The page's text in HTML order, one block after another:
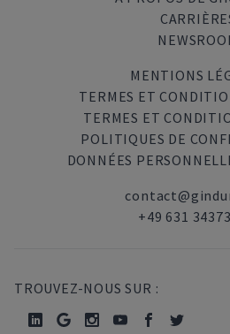
MENTIONS
TERMES ET
TERMES ET
POLITIQUES DE
DONNÉES
+49 631
TROUVEZ-NOUS SUR :